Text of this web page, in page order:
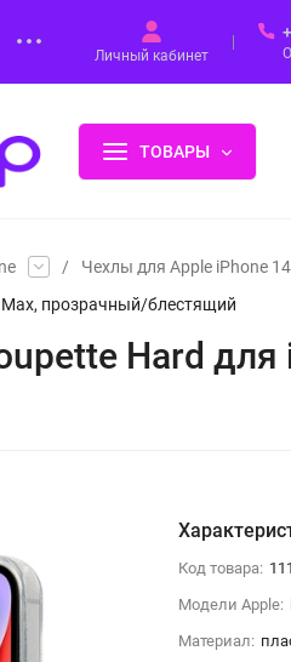
Личный кабинет
ТОВАРЫ
/ Чехлы для Apple iPhone
Max, прозрачный/блестящий
Hard
Код товара:
Модели Apple:
Материал: